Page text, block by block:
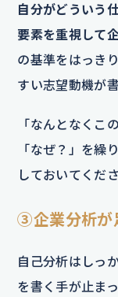
自分がどういう
要素を重視して
の基準をはっき
すい志望動機が
「なんとなくこ
「なぜ？」を繰
しておいてくださ
③企業分析が
自己分析はしっ
を書く手が止ま